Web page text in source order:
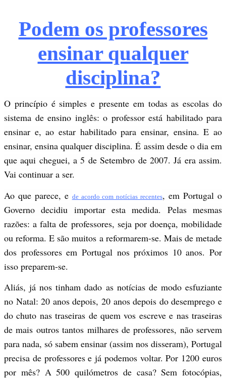
Podem os professores
ensinar qualquer
disciplina?
O princípio é simples e presente em todas as escolas do
sistema de ensino inglês: o professor está habilitado para
ensinar e, ao estar habilitado para ensinar, ensina. E ao
ensinar, ensina qualquer disciplina. É assim desde o dia em
que aqui cheguei, a 5 de Setembro de 2007. Já era assim.
Vai continuar a ser.
Ao que parece, e de acordo com notícias recentes, em Portugal o
Governo decidiu importar esta medida. Pelas mesmas
razões: a falta de professores, seja por doença, mobilidade
ou reforma. E são muitos a reformarem-se. Mais de metade
dos professores em Portugal nos próximos 10 anos. Por
isso preparem-se.
Aliás, já nos tinham dado as notícias de modo esfuziante
no Natal: 20 anos depois, 20 anos depois do desemprego e
do chuto nas traseiras de quem vos escreve e nas traseiras
de mais outros tantos milhares de professores, não servem
para nada, só sabem ensinar (assim nos disseram), Portugal
precisa de professores e já podemos voltar. Por 1200 euros
por mês? A 500 quilómetros de casa? Sem fotocópias,